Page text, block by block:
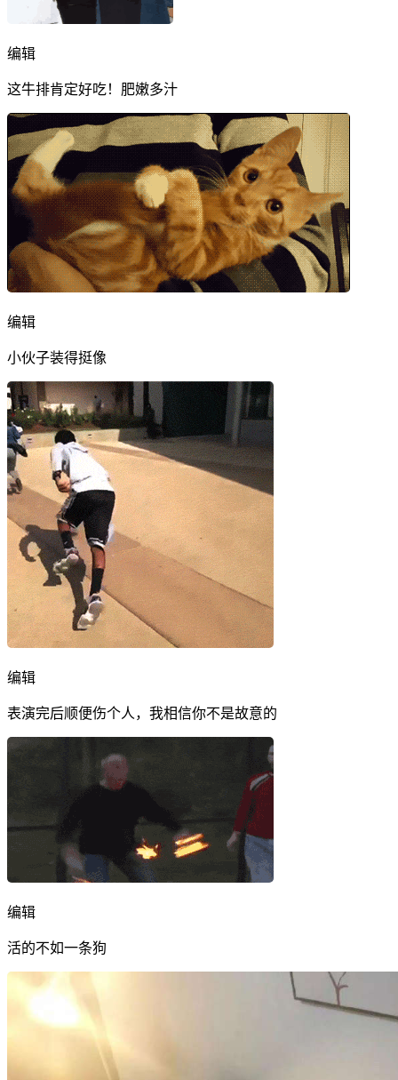
编辑
这牛排肯定好吃！肥嫩多汁
编辑
小伙子装得挺像
编辑
表演完后顺便伤个人，我相信你不是故意的
编辑
活的不如一条狗